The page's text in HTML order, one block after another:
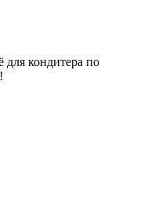
для кондитера по